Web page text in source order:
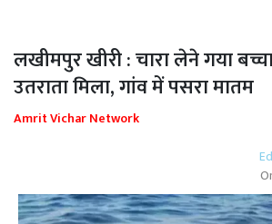
लखीमपुर खीरी : चारा लेने गया
उतराता मिला, गांव में पसरा मातम
Amrit Vichar Network